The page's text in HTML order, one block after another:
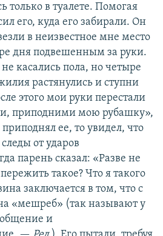
только в туалете. Помогая
его, куда его забирали. Он
в неизвестное мне место
дня подвешенным за руки.
касались пола, но четыре
растянулись и ступни
этого мои руки перестали
приподними мою рубашку»,
ее, то увидел, что
от ударов
парень сказал: «Разве не
такое? Что я такого
заключается в том, что с
«мешреб» (так называют у
общение и